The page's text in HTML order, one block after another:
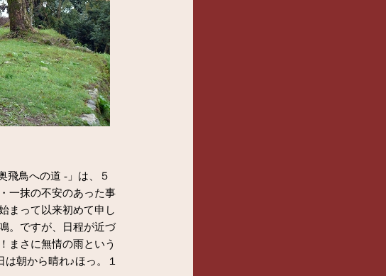
飛鳥への道 -」は、５
一抹の不安のあった事
まって以来初めて申し
。ですが、日程が近づ
まさに無情の雨という
朝から晴れ♪ほっ。１